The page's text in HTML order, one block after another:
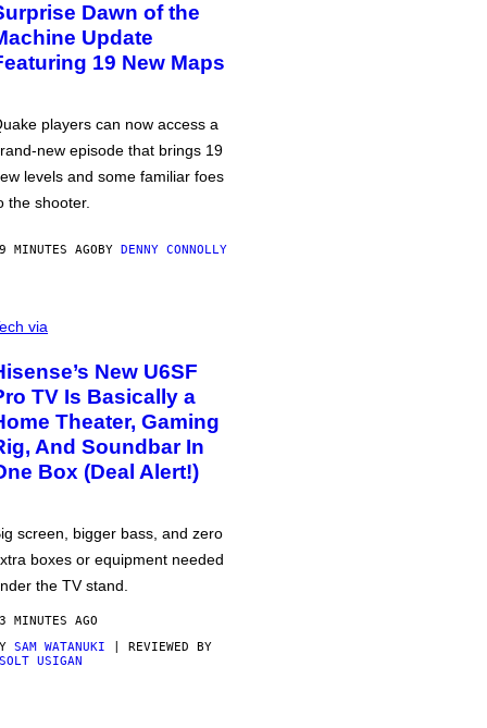
Dawn of the
Update
19 New Maps
players can now access a
new episode that brings 19
levels and some familiar foes
the shooter.
MINUTES AGOBY DENNY CONNOLLY
via
New U6SF
TV Is Basically a
Theater, Gaming
And Soundbar In
Box (Deal Alert!)
screen, bigger bass, and zero
boxes or equipment needed
the TV stand.
MINUTES AGO
SAM WATANUKI | REVIEWED BY
USIGAN